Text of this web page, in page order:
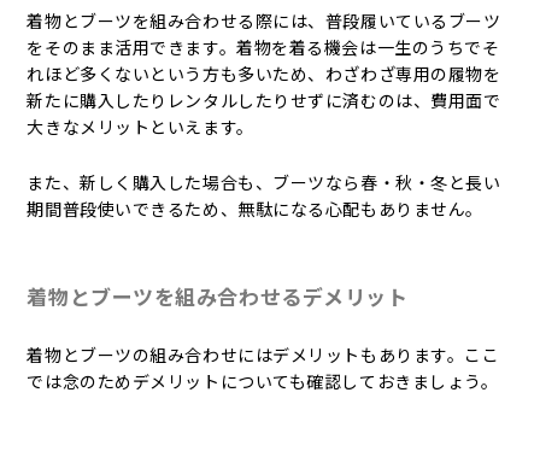
着物とブーツを組み合わせる際には、普段履いているブーツ
をそのまま活用できます。着物を着る機会は一生のうちでそ
れほど多くないという方も多いため、わざわざ専用の履物を
新たに購入したりレンタルしたりせずに済むのは、費用面で
大きなメリットといえます。
また、新しく購入した場合も、ブーツなら春・秋・冬と長い
期間普段使いできるため、無駄になる心配もありません。
着物とブーツを組み合わせるデメリット
着物とブーツの組み合わせにはデメリットもあります。ここ
では念のためデメリットについても確認しておきましょう。